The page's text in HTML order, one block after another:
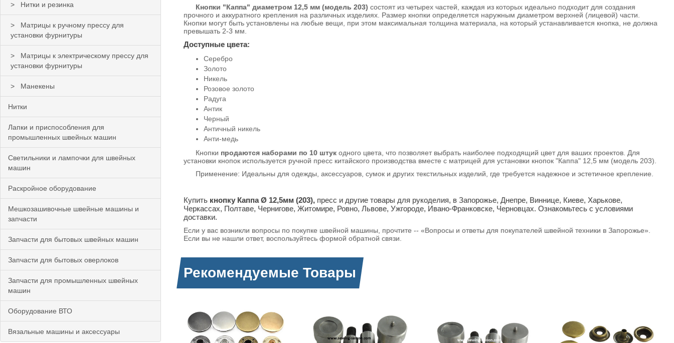
Нитки и резинка
Матрицы к ручному прессу для
установки фурнитуры
Матрицы к электрическому прессу для
установки фурнитуры
Манекены
Нитки
Лапки и приспособления для
промышленных швейных машин
Светильники и лампочки для швейных
машин
Раскройное оборудование
Мешкозашивочные швейные машины и
запчасти
Запчасти для бытовых швейных машин
Запчасти для бытовых оверлоков
Запчасти для промышленных швейных
машин
Оборудование ВТО
Вязальные машины и аксессуары
Кнопки "Каппа" диаметром 12,5 мм (модель 203) состоят из четырех частей, каждая из которых идеально подходит для создания
прочного и аккуратного крепления на различных изделиях. Размер кнопки определяется наружным диаметром верхней (лицевой) части.
Кнопки могут быть установлены на любые вещи, при этом максимальная толщина материала, на который устанавливается кнопка, не должна
превышать 2-3 мм.
Доступные цвета:
Серебро
Золото
Никель
Розовое золото
Радуга
Антик
Черный
Античный никель
Анти-медь
Кнопки продаются наборами по 10 штук одного цвета, что позволяет выбрать наиболее подходящий цвет для ваших проектов. Для
установки кнопок используется ручной пресс китайского производства вместе с матрицей для установки кнопок "Каппа" 12,5 мм (модель 203).
Применение: Идеальны для одежды, аксессуаров, сумок и других текстильных изделий, где требуется надежное и эстетичное крепление.
Купить кнопку Каппа Ø 12,5мм (203), пресс и другие товары для рукоделия, в Запорожье, Днепре, Виннице, Киеве, Харькове,
Черкассах, Полтаве, Чернигове, Житомире, Ровно, Львове, Ужгороде, Ивано-Франковске, Черновцах. Ознакомьтесь с условиями
доставки.
Если у вас возникли вопросы по покупке швейной машины, прочтите -- «Вопросы и ответы для покупателей швейной техники в Запорожье».
Если вы не нашли ответ, воспользуйтесь формой обратной связи.
Рекомендуемые Товары